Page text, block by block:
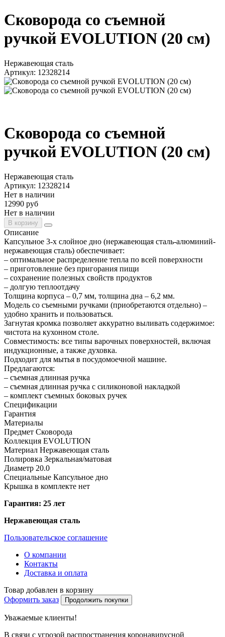
Сковорода со съемной
ручкой EVOLUTION (20 см)
Нержавеющая сталь
Артикул: 12328214
Сковорода со съемной
ручкой EVOLUTION (20 см)
Нержавеющая сталь
Артикул: 12328214
Нет в наличии
12990 руб
Нет в наличии
В корзину
Описание
Капсульное 3-х слойное дно (нержавеющая сталь-алюминий-
нержавеющая сталь) обеспечивает:
– оптимальное распределение тепла по всей поверхности
– приготовление без пригорания пищи
– сохранение полезных свойств продуктов
– долгую теплоотдачу
Толщина корпуса – 0,7 мм, толщина дна – 6,2 мм.
Модель со съемными ручками (приобретаются отдельно) –
удобно хранить и пользоваться.
Загнутая кромка позволяет аккуратно выливать содержимое:
чистота на кухонном столе.
Совместимость: все типы варочных поверхностей, включая
индукционные, а также духовка.
Подходит для мытья в посудомоечной машине.
Предлагаются:
– съемная длинная ручка
– съемная длинная ручка с силиконовой накладкой
– комплект съемных боковых ручек
Спецификации
Гарантия
Материалы
Предмет Сковорода
Коллекция EVOLUTION
Материал Нержавеющая сталь
Полировка Зеркальная/матовая
Диаметр 20.0
Специальные Капсульное дно
Крышка в комплекте нет
Гарантия: 25 лет
Нержавеющая сталь
Пользовательское соглашение
О компании
Контакты
Доставка и оплата
Товар добавлен в корзину
Оформить заказ
Продолжить покупки
Уважаемые клиенты!
В связи с угрозой распространения коронавирусной